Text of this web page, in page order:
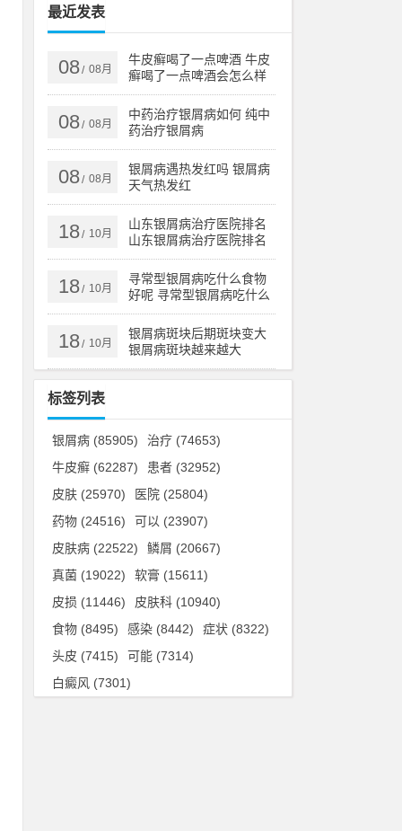
最近发表
08/ 08月
牛皮癣喝了一点啤酒 牛皮
癣喝了一点啤酒会怎么样
08/ 08月
中药治疗银屑病如何 纯中
药治疗银屑病
08/ 08月
银屑病遇热发红吗 银屑病
天气热发红
18/ 10月
山东银屑病治疗医院排名
山东银屑病治疗医院排名
榜
18/ 10月
寻常型银屑病吃什么食物
好呢 寻常型银屑病吃什么
药效果好
18/ 10月
银屑病斑块后期斑块变大
银屑病斑块越来越大
标签列表
银屑病 (85905) 治疗 (74653)
牛皮癣 (62287) 患者 (32952)
皮肤 (25970) 医院 (25804)
药物 (24516) 可以 (23907)
皮肤病 (22522) 鳞屑 (20667)
真菌 (19022) 软膏 (15611)
皮损 (11446) 皮肤科 (10940)
食物 (8495) 感染 (8442) 症状 (8322)
头皮 (7415) 可能 (7314)
白癜风 (7301)